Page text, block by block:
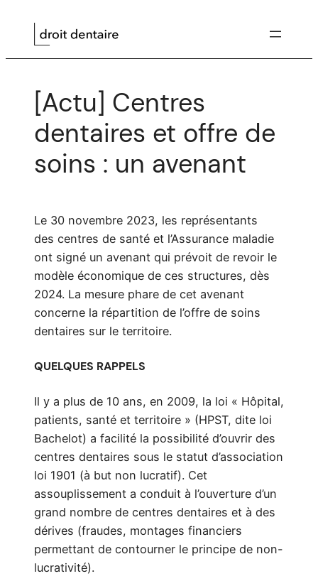
[Actu] Centres
dentaires et offre de
soins : un avenant
Le 30 novembre 2023, les représentants
des centres de santé et l’Assurance maladie
ont signé un avenant qui prévoit de revoir le
modèle économique de ces structures, dès
2024. La mesure phare de cet avenant
concerne la répartition de l’offre de soins
dentaires sur le territoire.
QUELQUES RAPPELS
Il y a plus de 10 ans, en 2009, la loi « Hôpital,
patients, santé et territoire » (HPST, dite loi
Bachelot) a facilité la possibilité d’ouvrir des
centres dentaires sous le statut d’association
loi 1901 (à but non lucratif). Cet
assouplissement a conduit à l’ouverture d’un
grand nombre de centres dentaires et à des
dérives (fraudes, montages financiers
permettant de contourner le principe de non-
lucrativité).